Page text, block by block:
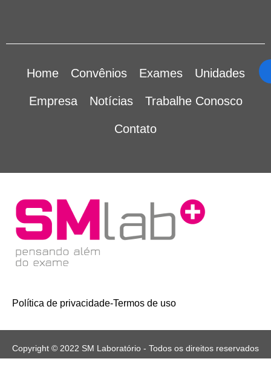
Home Convênios Exames Unidades
Empresa Notícias Trabalhe Conosco
Contato
Política de privacidade-Termos de uso
Copyright © 2022 SM Laboratório - Todos os direitos reservados